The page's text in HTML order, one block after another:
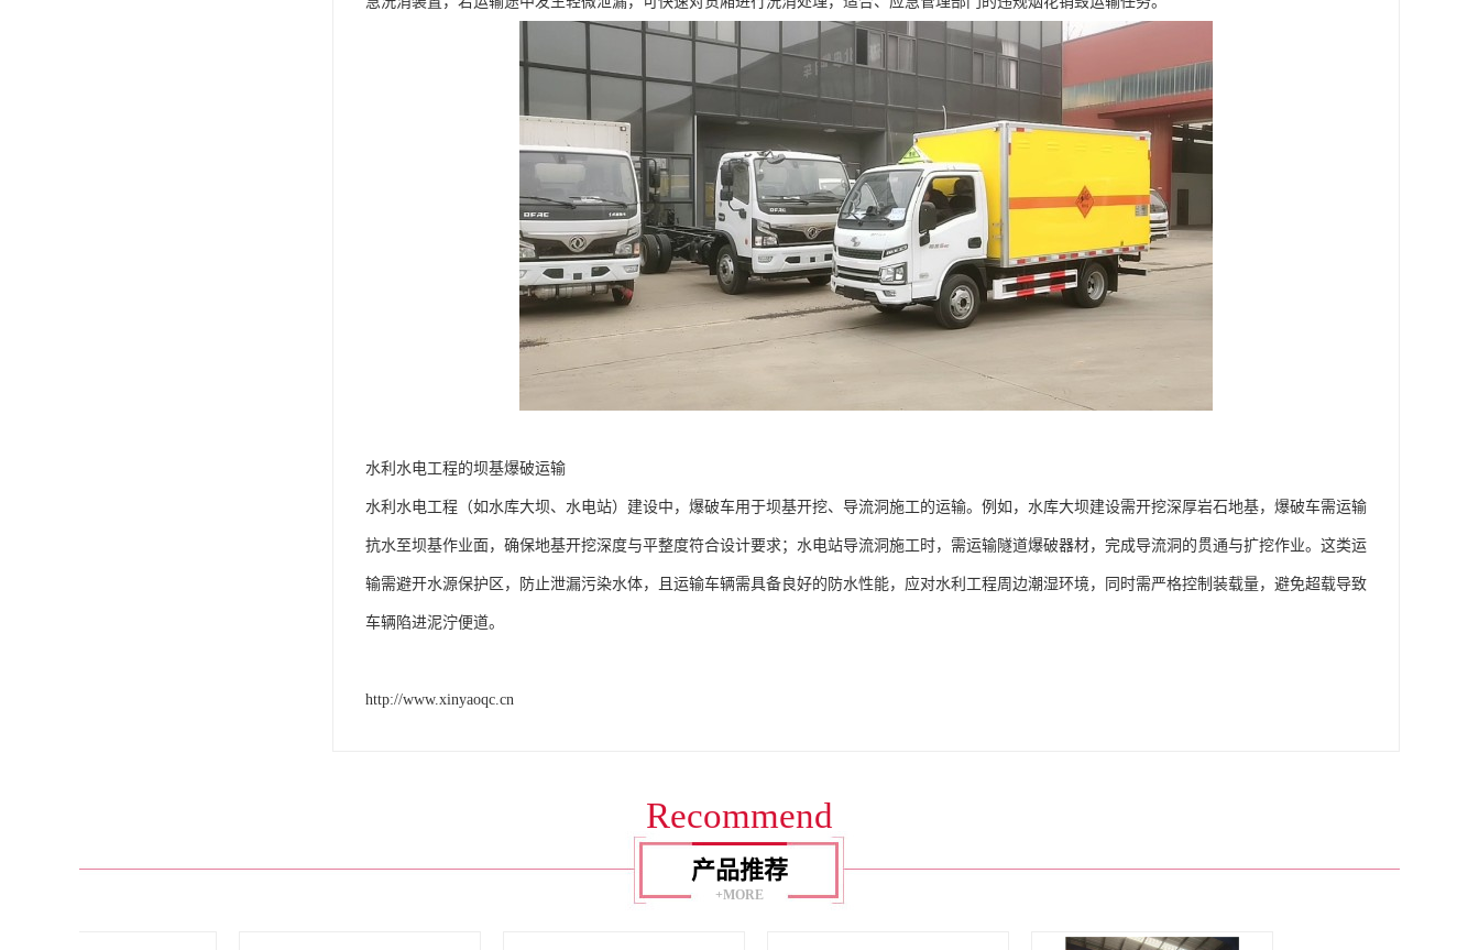
水利水电工程的坝基爆破运输​
水利水电工程（如水库大坝、水电站）建设中，爆破车用于坝基开挖、导流洞施工的运输。例如，水库大坝建设需开挖深厚岩石地基，爆破车需运输
抗水至坝基作业面，确保地基开挖深度与平整度符合设计要求；水电站导流洞施工时，需运输隧道爆破器材，完成导流洞的贯通与扩挖作业。这类运
输需避开水源保护区，防止泄漏污染水体，且运输车辆需具备良好的防水性能，应对水利工程周边潮湿环境，同时需严格控制装载量，避免超载导致
车辆陷进泥泞便道。​
http://www.xinyaoqc.cn
Recommend
产品推荐
+MORE